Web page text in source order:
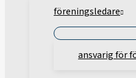
föreningsledare
ansvarig för